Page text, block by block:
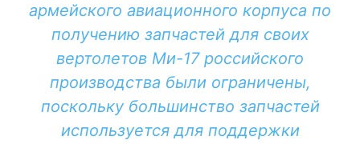
армейского авиационного корпуса по
получению запчастей для своих
вертолетов Ми-17 российского
производства были ограничены,
поскольку большинство запчастей
используется для поддержки